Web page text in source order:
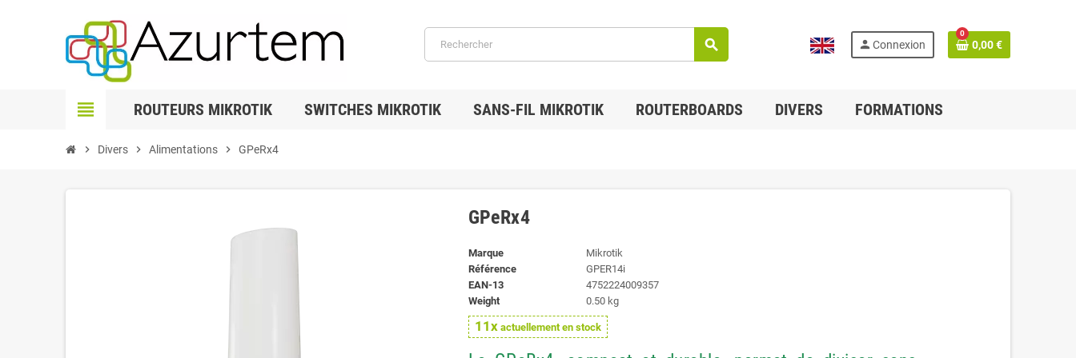
search English person Connexion
0
0,00 €
view_headline ROUTEURS MIKROTIK SWITCHES MIKROTIK SANS-FIL MIKROTIK ROUTERBOARDS DIVERS FORMATIONS
chevron_right Divers chevron_right Alimentations chevron_right GPeRx4
GPeRx4
Marque
Mikrotik
Référence
GPER14i
EAN-13
4752224009357
Weight
0.50 kg
11xactuellement en stock